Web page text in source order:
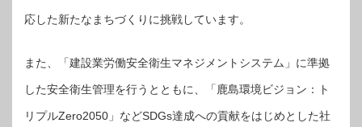
応した新たなまちづくりに挑戦しています。
また、「建設業労働安全衛生マネジメントシステム」に準拠
した安全衛生管理を行うとともに、「鹿島環境ビジョン：ト
リプルZero2050」などSDGs達成への貢献をはじめとした社